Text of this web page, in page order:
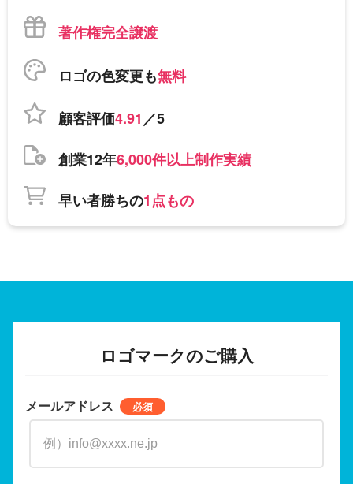
著作権完全譲渡
ロゴの色変更も無料
顧客評価4.91／5
創業12年6,000件以上制作実績
早い者勝ちの1点もの
ロゴマークのご購入
メールアドレス